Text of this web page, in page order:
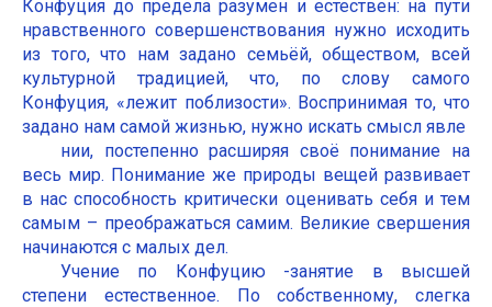
Конфуция до предела разумен и естествен: на пути
нравственного совершенствования нужно исходить
из того, что нам задано семьёй, обществом, всей
культурной традицией, что, по слову самого
Конфуция, «лежит поблизости». Воспринимая то, что
задано нам самой жизнью, нужно искать смысл явле
нии, постепенно расширяя своё понимание на
весь мир. Понимание же природы вещей развивает
в нас способность критически оценивать себя и тем
самым – преображаться самим. Великие свершения
начинаются с малых дел.
Учение по Конфуцию -занятие в высшей
степени естественное. По собственному, слегка